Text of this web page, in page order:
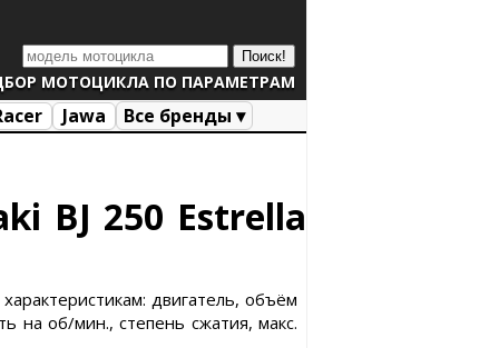
МОТОЦИКЛА ПО ПАРАМЕТРАМ
Jawa Все бренды ▾
BJ 250 Estrella
двигатель, объём
на об/мин., степень сжатия, макс.